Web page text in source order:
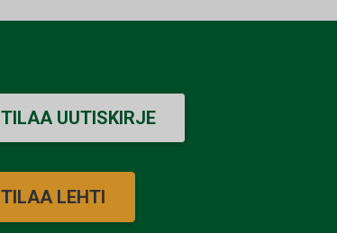
TILAA UUTISKIRJE
TILAA LEHTI